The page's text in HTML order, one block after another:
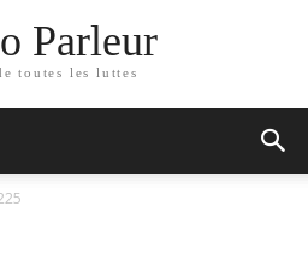
Parleur
toutes les luttes